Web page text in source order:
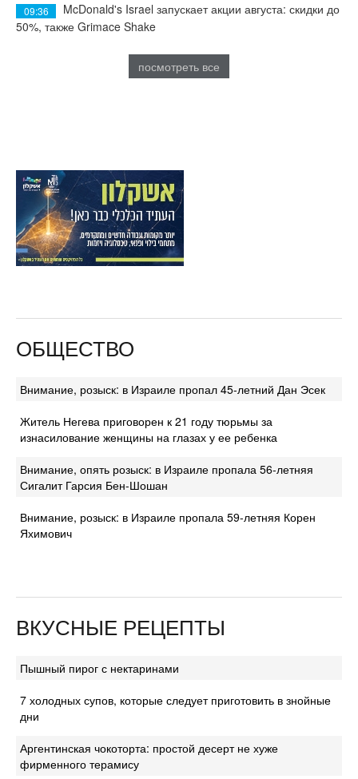
09:36
McDonald's Israel запускает акции августа: скидки до
50%, также Grimace Shake
посмотреть все
ОБЩЕСТВО
Внимание, розыск: в Израиле пропал 45-летний Дан Эсек
Житель Негева приговорен к 21 году тюрьмы за
изнасилование женщины на глазах у ее ребенка
Внимание, опять розыск: в Израиле пропала 56-летняя
Сигалит Гарсия Бен-Шошан
Внимание, розыск: в Израиле пропала 59-летняя Корен
Яхимович
ВКУСНЫЕ РЕЦЕПТЫ
Пышный пирог с нектаринами
7 холодных супов, которые следует приготовить в знойные
дни
Аргентинская чокоторта: простой десерт не хуже
фирменного терамису